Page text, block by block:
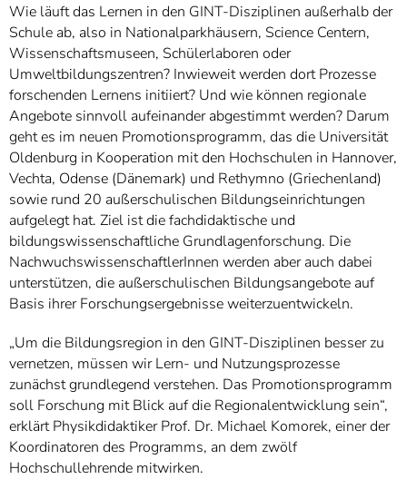
Wie läuft das Lernen in den GINT-Disziplinen außerhalb der
Schule ab, also in Nationalparkhäusern, Science Centern,
Wissenschaftsmuseen, Schülerlaboren oder
Umweltbildungszentren? Inwieweit werden dort Prozesse
forschenden Lernens initiiert? Und wie können regionale
Angebote sinnvoll aufeinander abgestimmt werden? Darum
geht es im neuen Promotionsprogramm, das die Universität
Oldenburg in Kooperation mit den Hochschulen in Hannover,
Vechta, Odense (Dänemark) und Rethymno (Griechenland)
sowie rund 20 außerschulischen Bildungseinrichtungen
aufgelegt hat. Ziel ist die fachdidaktische und
bildungswissenschaftliche Grundlagenforschung. Die
NachwuchswissenschaftlerInnen werden aber auch dabei
unterstützen, die außerschulischen Bildungsangebote auf
Basis ihrer Forschungsergebnisse weiterzuentwickeln.
„Um die Bildungsregion in den GINT-Disziplinen besser zu
vernetzen, müssen wir Lern- und Nutzungsprozesse
zunächst grundlegend verstehen. Das Promotionsprogramm
soll Forschung mit Blick auf die Regionalentwicklung sein“,
erklärt Physikdidaktiker Prof. Dr. Michael Komorek, einer der
Koordinatoren des Programms, an dem zwölf
Hochschullehrende mitwirken.